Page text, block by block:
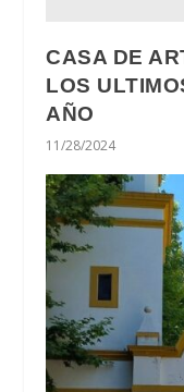
CASA DE
LOS
AÑO
11/28/2024